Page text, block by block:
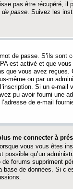
pas être récupéré,
de passe. Suivez les
de passe. S’ils sont
est activé et que
que vous avez
même ou par un
Si un e-mail
pu avoir fourni une
de e-mail
me connecter à
vous vous êtes
qu’un
forums suppriment
de données. Si